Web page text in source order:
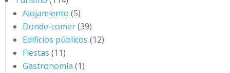
Alojamiento (5)
Donde-comer(39)
Edificios públicos (12)
Fiestas (11)
Gastronomia (1)